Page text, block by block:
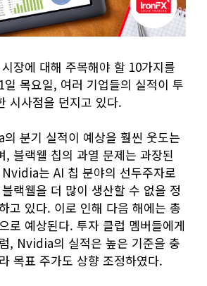
장에 대해 주목해야 할 10가지를
목요일, 여러 기업들의 실적이 투
시사점을 던지고 있다.
분기 실적이 예상을 훨씬 웃도는
, 블랙웰 칩의 과열 문제는 과장된
는 AI 칩 분야의 선두주자로
랙웰을 더 많이 생산할 수 없을 정
고 있다. 이로 인해 다음 해에는 총
로 예상된다. 투자 클럽 멤버들에게
, Nvidia의 실적은 높은 기준을 충
목표 주가도 상향 조정하였다.